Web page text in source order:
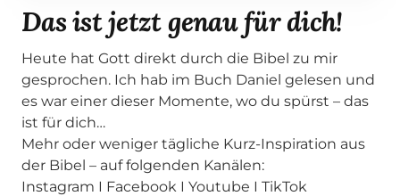
Das ist jetzt genau für dich!
Heute hat Gott direkt durch die Bibel zu mir
gesprochen. Ich hab im Buch Daniel gelesen und
es war einer dieser Momente, wo du spürst – das
ist für dich…
Mehr oder weniger tägliche Kurz-Inspiration aus
der Bibel – auf folgenden Kanälen:
Instagram I Facebook I Youtube I TikTok